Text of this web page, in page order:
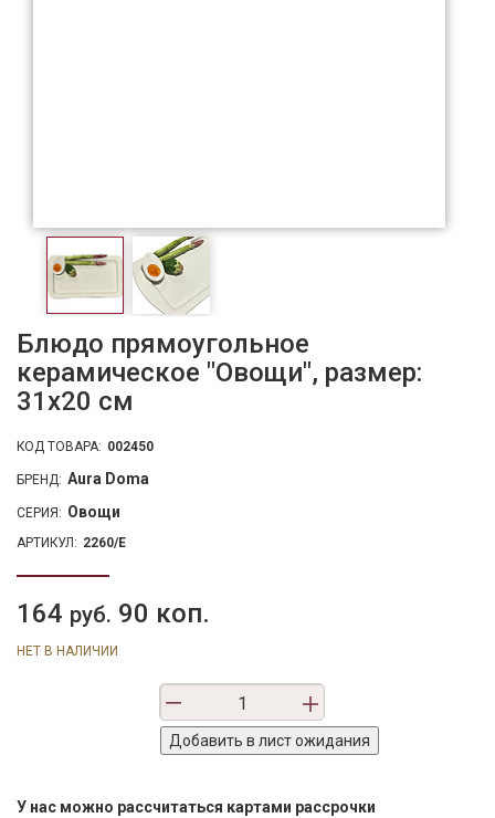
Блюдо прямоугольное
керамическое "Овощи", размер:
31х20 см
КОД ТОВАРА: 002450
БРЕНД: Aura Doma
СЕРИЯ: Овощи
АРТИКУЛ: 2260/E
164 руб. 90 коп.
НЕТ В НАЛИЧИИ
У нас можно рассчитаться картами рассрочки